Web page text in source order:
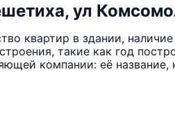
ул
квартир в здании, наличие
такие как год
компании: её название,